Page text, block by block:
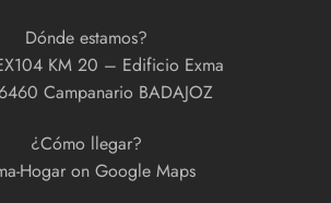
Dónde estamos?
KM 20 – Edificio Exma
Campanario BADAJOZ
¿Cómo llegar?
Hogar on Google Maps